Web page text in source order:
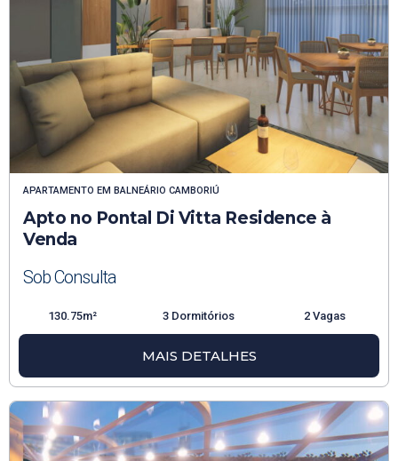
APARTAMENTO EM BALNEÁRIO CAMBORIÚ
Apto no Pontal Di Vitta Residence à
Venda
Sob Consulta
130.75m² 3 Dormitórios 2 Vagas
MAIS DETALHES